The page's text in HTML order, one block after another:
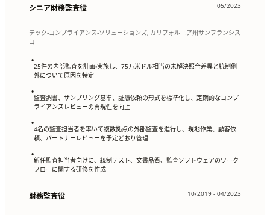
シニア財務監査役 05/2023
テック・コンプライアンス・ソリューションズ, カリフォルニア州サンフランシス
コ
•
25件の内部監査を計画・実施し、75万米ドル相当の未解決照合差異と統制例
外について原因を特定
•
監査調書、サンプリング基準、証憑依頼の形式を標準化し、定期的なコンプ
ライアンスレビューの再現性を向上
•
4名の監査担当者を率いて複数拠点の外部監査を進行し、現地作業、顧客依
頼、パートナーレビューを予定どおり管理
•
新任監査担当者向けに、統制テスト、文書品質、監査ソフトウェアのワーク
フローに関する研修を作成
財務監査役 10/2019 - 04/2023